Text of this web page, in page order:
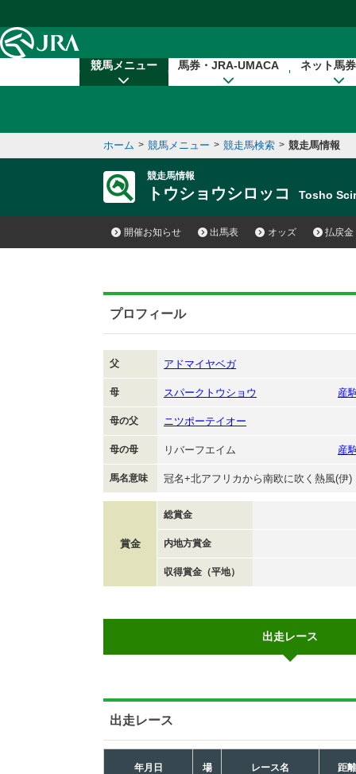
競馬メニュー 馬券・JRA-UMACA ネット馬
ホーム > 競馬メニュー > 競走馬検索 > 競走馬情報
競走馬情報
トウショウシロッコ Tosho
開催お知らせ 出馬表 オッズ 払戻金
プロフィール
父 アドマイヤベガ
母 スパークトウショウ 産
母の父 ニツポーテイオー
母の母 リバーフエイム 産
馬名意味 冠名+北アフリカから南欧に吹く熱風(伊)
賞金
総賞金
内地方賞金
収得賞金（平地）
出走レース
出走レース
年月日 場 レース名 距離